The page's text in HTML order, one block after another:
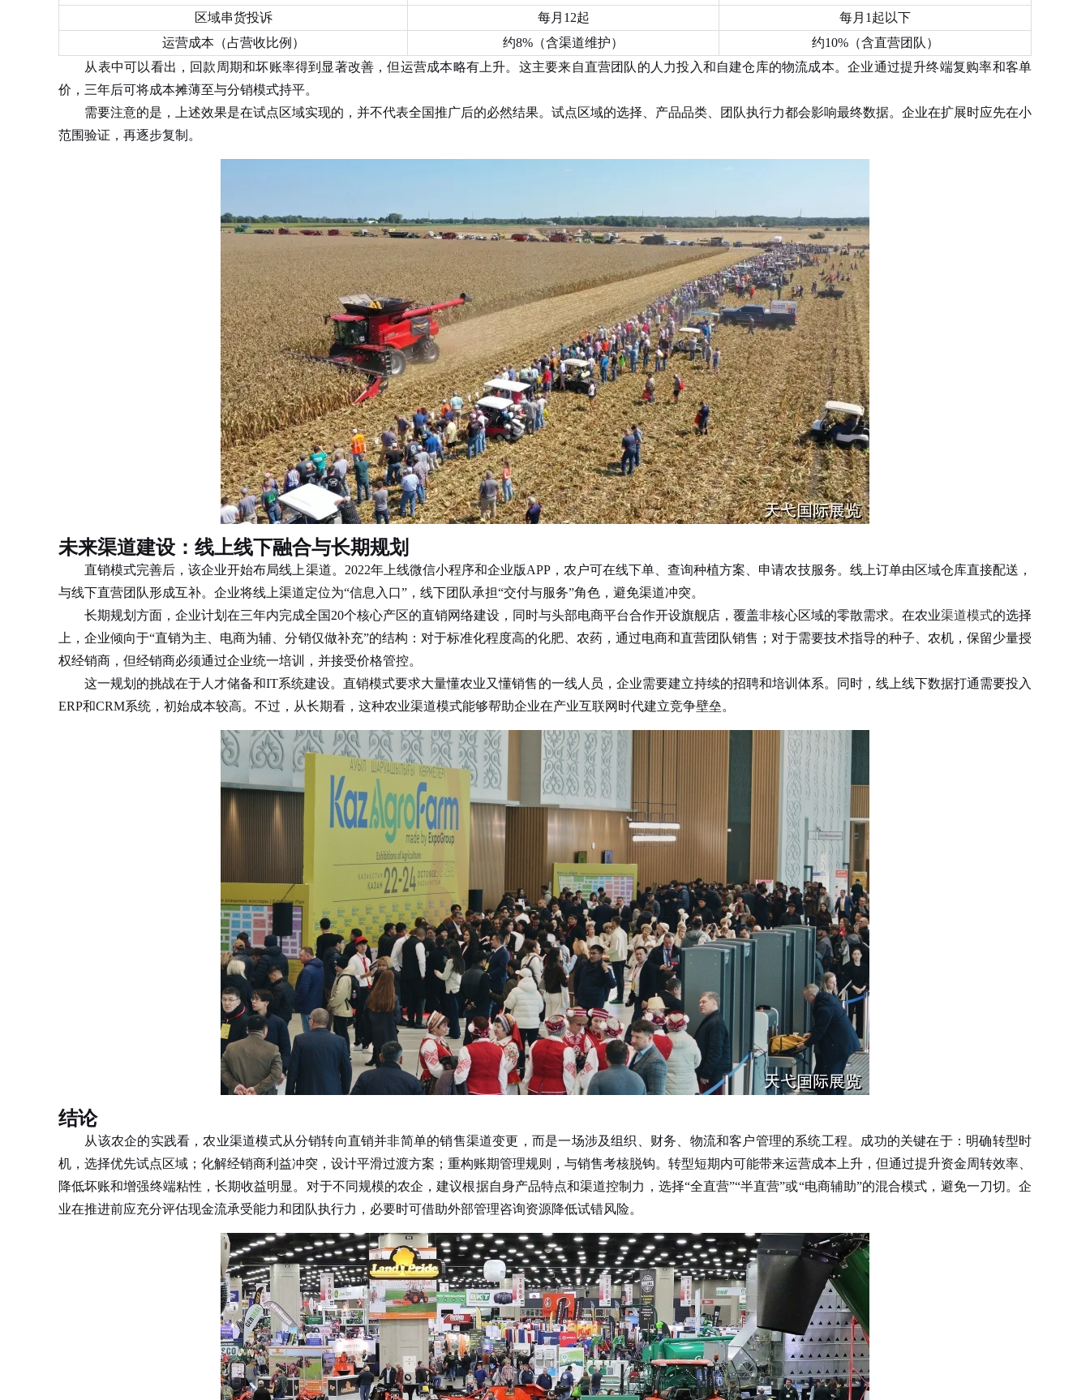
区域串货投诉
每月12起
每月1起以下
运营成本（占营收比例）
约8%（含渠道维护）
约10%（含直营团队）
从表中可以看出，回款周期和坏账率得到显著改善，但运营成本略有上升。这主要来自直营团队的人力投入和自建仓库的物流成本。企业通过提升终端复购率和客单
价，三年后可将成本摊薄至与分销模式持平。
需要注意的是，上述效果是在试点区域实现的，并不代表全国推广后的必然结果。试点区域的选择、产品品类、团队执行力都会影响最终数据。企业在扩展时应先在小
范围验证，再逐步复制。
未来渠道建设：线上线下融合与长期规划
直销模式完善后，该企业开始布局线上渠道。2022年上线微信小程序和企业版APP，农户可在线下单、查询种植方案、申请农技服务。线上订单由区域仓库直接配送，
与线下直营团队形成互补。企业将线上渠道定位为“信息入口”，线下团队承担“交付与服务”角色，避免渠道冲突。
长期规划方面，企业计划在三年内完成全国20个核心产区的直销网络建设，同时与头部电商平台合作开设旗舰店，覆盖非核心区域的零散需求。在农业渠道模式的选择
上，企业倾向于“直销为主、电商为辅、分销仅做补充”的结构：对于标准化程度高的化肥、农药，通过电商和直营团队销售；对于需要技术指导的种子、农机，保留少量授
权经销商，但经销商必须通过企业统一培训，并接受价格管控。
这一规划的挑战在于人才储备和IT系统建设。直销模式要求大量懂农业又懂销售的一线人员，企业需要建立持续的招聘和培训体系。同时，线上线下数据打通需要投入
ERP和CRM系统，初始成本较高。不过，从长期看，这种农业渠道模式能够帮助企业在产业互联网时代建立竞争壁垒。
结论
从该农企的实践看，农业渠道模式从分销转向直销并非简单的销售渠道变更，而是一场涉及组织、财务、物流和客户管理的系统工程。成功的关键在于：明确转型时
机，选择优先试点区域；化解经销商利益冲突，设计平滑过渡方案；重构账期管理规则，与销售考核脱钩。转型短期内可能带来运营成本上升，但通过提升资金周转效率、
降低坏账和增强终端粘性，长期收益明显。对于不同规模的农企，建议根据自身产品特点和渠道控制力，选择“全直营”“半直营”或“电商辅助”的混合模式，避免一刀切。企
业在推进前应充分评估现金流承受能力和团队执行力，必要时可借助外部管理咨询资源降低试错风险。